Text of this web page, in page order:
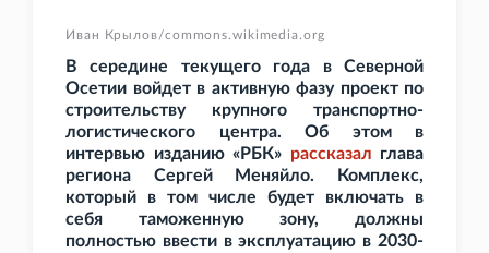
Иван Крылов/commons.wikimedia.org
В середине текущего года в Северной
Осетии войдет в активную фазу проект по
строительству крупного транспортно-
логистического центра. Об этом в
интервью изданию «РБК» рассказал глава
региона Сергей Меняйло. Комплекс,
который в том числе будет включать в
себя таможенную зону, должны
полностью ввести в эксплуатацию в 2030-